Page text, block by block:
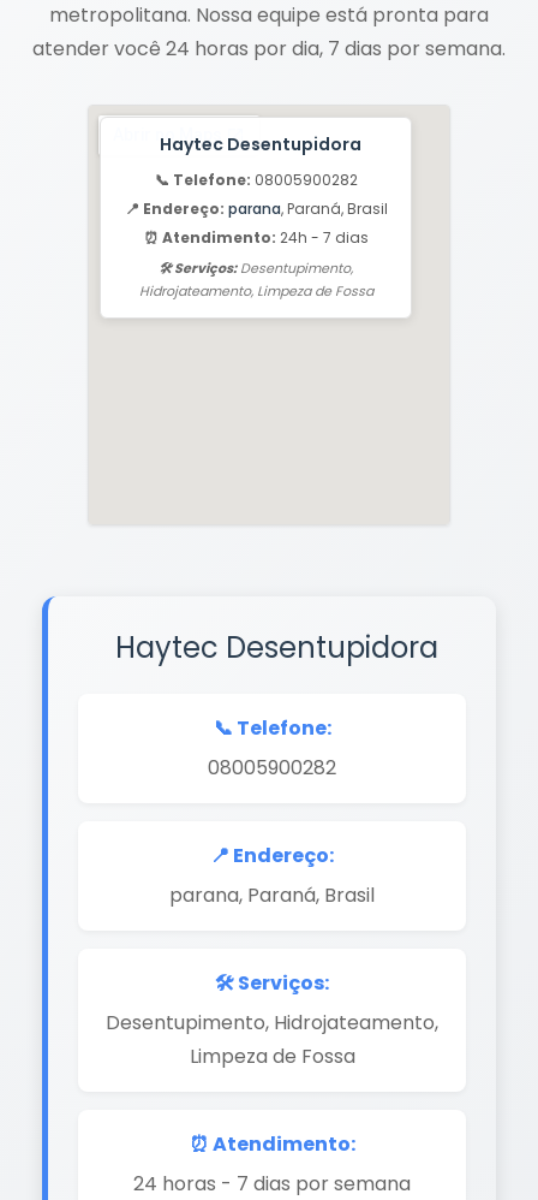
metropolitana. Nossa equipe está pronta para
atender você 24 horas por dia, 7 dias por semana.
Haytec Desentupidora
📞 Telefone: 08005900282
📍 Endereço: parana, Paraná, Brasil
⏰ Atendimento: 24h - 7 dias
🛠️ Serviços:Desentupimento,
Hidrojateamento, Limpeza de Fossa
Haytec Desentupidora
📞 Telefone:
08005900282
📍 Endereço:
parana, Paraná, Brasil
🛠️ Serviços:
Desentupimento, Hidrojateamento,
Limpeza de Fossa
⏰ Atendimento:
24 horas - 7 dias por semana